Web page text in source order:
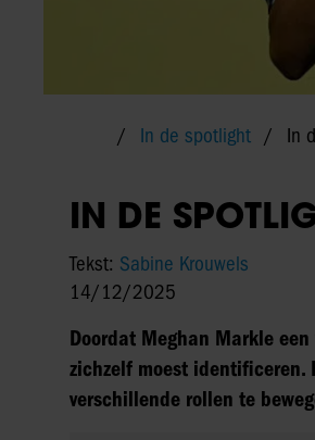
In de spotlight In
IN DE
Tekst: Sabine Krouwels
14/12/2025
Doordat Meghan Markle
zichzelf moest identificeren.
verschillende rollen te